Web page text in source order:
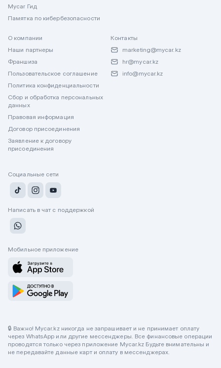
Mycar Гид
Памятка по кибербезопасности
О компании
Наши партнеры
Франшиза
Пользовательское соглашение
Политика конфиденциальности
Сбор и обработка персональных
данных
Правовая информация
Договор присоединения
Заявление к договору
присоединения
Контакты
marketing@mycar.kz
hr@mycar.kz
info@mycar.kz
Социальные сети
Написать в чат с поддержкой
Мобильное приложение
🔒 Важно! Mycar.kz никогда не запрашивает и не принимает оплату
через WhatsApp или другие мессенджеры. Все финансовые операции
проводятся только через приложение Mycar.kz Будьте внимательны и
не передавайте данные карт и оплату в мессенджерах.